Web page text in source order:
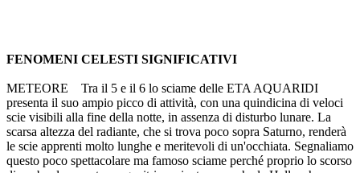
FENOMENI CELESTI SIGNIFICATIVI
METEORE Tra il 5 e il 6 lo sciame delle ETA AQUARIDI
presenta il suo ampio picco di attività, con una quindicina di veloci
scie visibili alla fine della notte, in assenza di disturbo lunare. La
scarsa altezza del radiante, che si trova poco sopra Saturno, renderà
le scie apprenti molto lunghe e meritevoli di un'occhiata. Segnaliamo
questo poco spettacolare ma famoso sciame perché proprio lo scorso